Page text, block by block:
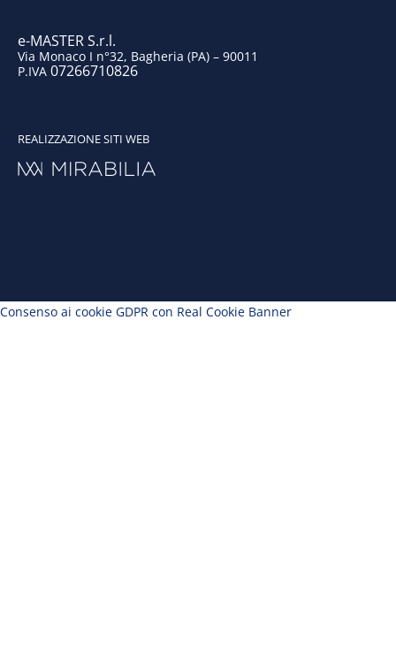
e-MASTER S.r.l.
Via Monaco I n°32, Bagheria (PA) – 90011
P.IVA 07266710826
REALIZZAZIONE SITI WEB
Consenso ai cookie GDPR con Real Cookie Banner